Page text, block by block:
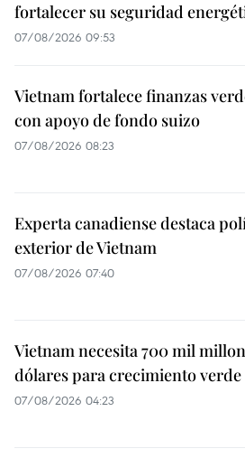
fortalecer su seguridad
07/08/2026 09:53
Vietnam fortalece finanzas
con apoyo de fondo suizo
07/08/2026 08:23
Experta canadiense destaca
exterior de Vietnam
07/08/2026 07:40
Vietnam necesita 700 mil
dólares para crecimiento verde
07/08/2026 04:23